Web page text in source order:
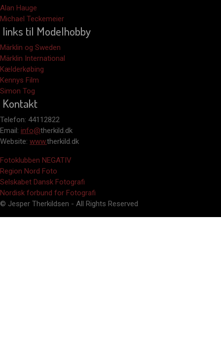
Alan Hauge
Michael Teckemeier
links til Modelhobby
Märklin og Sweden
Märklin International
Kælderkøbing
Kennys Film
Simon Tog
Kontakt
Telefon: 44112822
Email: info@therkild.dk
Website: www.therkild.dk
Fotoklubben NEGATIV
Region Nord Foto
Selskabet Dansk Fotografi
Nordisk forbund for Fotografi
© Jesper Therkildsen - All Rights Reserved